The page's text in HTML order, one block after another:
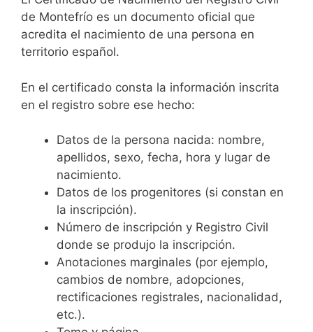
de Montefrío es un documento oficial que
acredita el nacimiento de una persona en
territorio español.
En el certificado consta la información inscrita
en el registro sobre ese hecho:
Datos de la persona nacida: nombre,
apellidos, sexo, fecha, hora y lugar de
nacimiento.
Datos de los progenitores (si constan en
la inscripción).
Número de inscripción y Registro Civil
donde se produjo la inscripción.
Anotaciones marginales (por ejemplo,
cambios de nombre, adopciones,
rectificaciones registrales, nacionalidad,
etc.).